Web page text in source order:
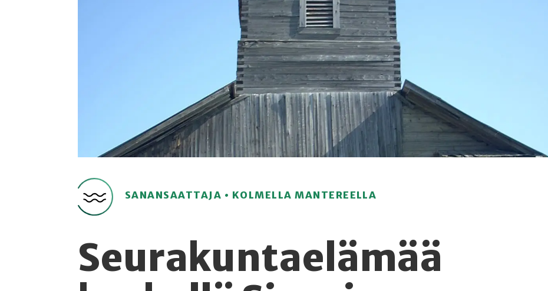
SANANSAATTAJA • KOLMELLA MANTEREELLA
Seurakuntaelämää